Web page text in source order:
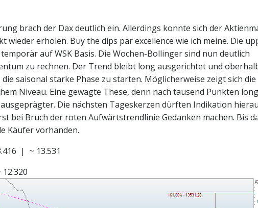
brach der Dax deutlich ein. Allerdings konnte sich der
wieder erholen. Buy the dips par excellence wie ich meine. Die
auf WSK Basis. Die Wochen-Bollinger sind nun deutlich
zu rechnen. Der Trend bleibt long ausgerichtet und
saisonal starke Phase zu starten. Möglicherweise zeigt sich die
Niveau. Eine gewagte These, denn nach tausend Punkten
Die nächsten Tageskerzen dürften Indikation
bei Bruch der roten Aufwärtstrendlinie Gedanken machen. Bis
Käufer vorhanden.
| ~ 13.531